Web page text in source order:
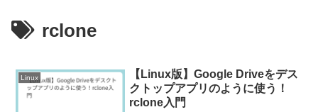
rclone
Linux
【Linux版】Google Driveをデス
クトップアプリのように使う！
rclone入門